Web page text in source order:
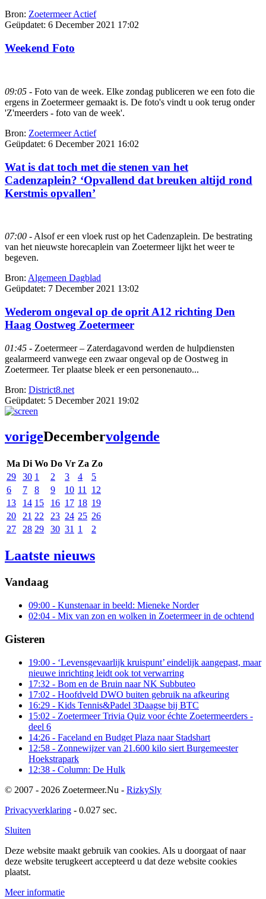
Bron: Zoetermeer Actief
Geüpdatet: 6 December 2021 17:02
Weekend Foto
09:05 - Foto van de week. Elke zondag publiceren we een foto die
ergens in Zoetermeer gemaakt is. De foto's vindt u ook terug onder
'Z'meerders - foto van de week'.
Bron: Zoetermeer Actief
Geüpdatet: 6 December 2021 16:02
Wat is dat toch met die stenen van het
Cadenzaplein? ‘Opvallend dat breuken altijd rond
Kerstmis opvallen’
07:00 - Alsof er een vloek rust op het Cadenzaplein. De bestrating
van het nieuwste horecaplein van Zoetermeer lijkt het weer te
begeven.
Bron: Algemeen Dagblad
Geüpdatet: 7 December 2021 13:02
Wederom ongeval op de oprit A12 richting Den
Haag Oostweg Zoetermeer
01:45 - Zoetermeer – Zaterdagavond werden de hulpdiensten
gealarmeerd vanwege een zwaar ongeval op de Oostweg in
Zoetermeer. Ter plaatse bleek er een personenauto...
Bron: District8.net
Geüpdatet: 5 December 2021 19:02
vorigeDecembervolgende
Ma Di Wo Do Vr Za Zo
29
30 1 2 3 4
5
6
7 8 9 10 11
12
13
14 15 16 17 18 19
20
21 22 23 24 25 26
27
28 29 30 31 1 2
Laatste nieuws
Vandaag
09:00 - Kunstenaar in beeld: Mieneke Norder
02:04 - Mix van zon en wolken in Zoetermeer in de ochtend
Gisteren
19:00 - ‘Levensgevaarlijk kruispunt’ eindelijk aangepast, maar
nieuwe inrichting leidt ook tot verwarring
17:32 - Bom en de Bruin naar NK Subbuteo
17:02 - Hoofdveld DWO buiten gebruik na afkeuring
16:29 - Kids Tennis&Padel 3Daagse bij BTC
15:02 - Zoetermeer Trivia Quiz voor échte Zoetermeerders -
deel 6
14:26 - Faceland en Budget Plaza naar Stadshart
12:58 - Zonnewijzer van 21.600 kilo siert Burgemeester
Hoekstrapark
12:38 - Column: De Hulk
© 2007 - 2026 Zoetermeer.Nu - RizkySly
Privacyverklaring - 0.027 sec.
Sluiten
Deze website maakt gebruik van cookies. Als u doorgaat of naar
deze website terugkeert accepteerd u dat deze website cookies
plaatst.
Meer informatie